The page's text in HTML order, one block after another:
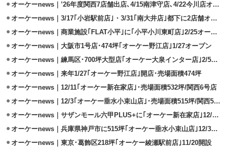
オーケーnews｜’26年度関西7店舗出店､4/15南津守店､4/22今川店オープン
オーケーnews｜3/17｢小岩駅前店｣・3/31｢南大井店｣都下に2店舗オープン
オーケーnews｜商業施設｢FLAT小平｣に｢小平小川東町店｣2/25オープン
オーケーnews｜大阪市1号店･474坪｢オーケー野江店｣1/27オープン
オーケーnews｜練馬区･700坪大型店｢オーケー大泉インター店｣2/5開店
オーケーnews｜来年1/27｢オーケー野江店｣開店･売場面積474坪
オーケーnews｜12/11｢オーケー新在家店｣･売場面積532坪/関西6号店
オーケーnews｜12/3｢オーケー垂水小束山店｣･売場面積515坪/関西5号店
オーケーnews｜サザンモール六甲PLUS+に｢オーケー新在家店｣12/11開設
オーケーnews｜兵庫県神戸市に515坪｢オーケー垂水小束山店｣12/3出店
オーケーnews｜東京･葛飾区218坪｢オーケー綾瀬駅前店｣11/20開設